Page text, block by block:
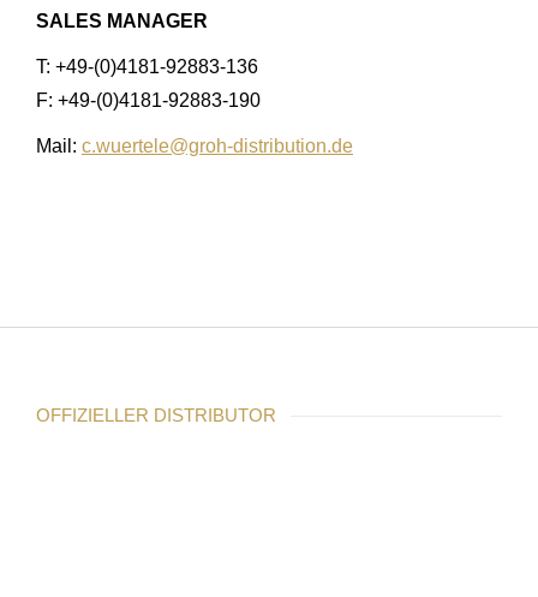
SALES MANAGER
T: +49-(0)4181-92883-136
F: +49-(0)4181-92883-190
Mail: c.wuertele@groh-distribution.de
OFFIZIELLER DISTRIBUTOR